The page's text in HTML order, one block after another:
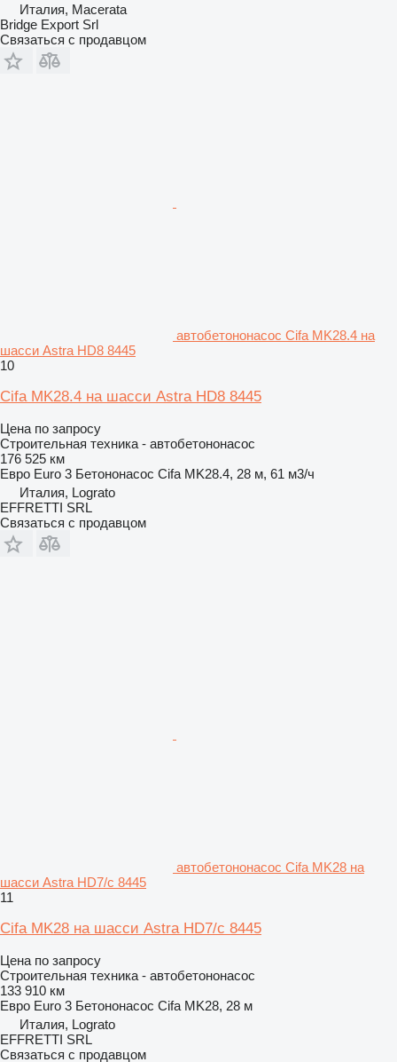
Италия, Macerata
Bridge Export Srl
Связаться с продавцом
автобетононасос Cifa MK28.4 на
шасси Astra HD8 8445
10
Cifa MK28.4 на шасси Astra HD8 8445
Цена по запросу
Строительная техника - автобетононасос
176 525 км
Евро Euro 3 Бетононасос Cifa MK28.4, 28 м, 61 м3/ч
Италия, Lograto
EFFRETTI SRL
Связаться с продавцом
автобетононасос Cifa MK28 на
шасси Astra HD7/c 8445
11
Cifa MK28 на шасси Astra HD7/c 8445
Цена по запросу
Строительная техника - автобетононасос
133 910 км
Евро Euro 3 Бетононасос Cifa MK28, 28 м
Италия, Lograto
EFFRETTI SRL
Связаться с продавцом